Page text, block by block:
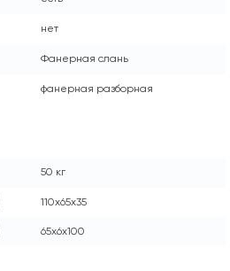
нет
Фанерная слань
фанерная разборная
50 кг
110x65x35
65x6x100